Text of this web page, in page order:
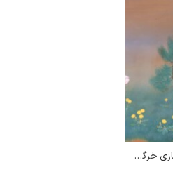
بازی خرگوش ها در بهار – اینشو دوموتو